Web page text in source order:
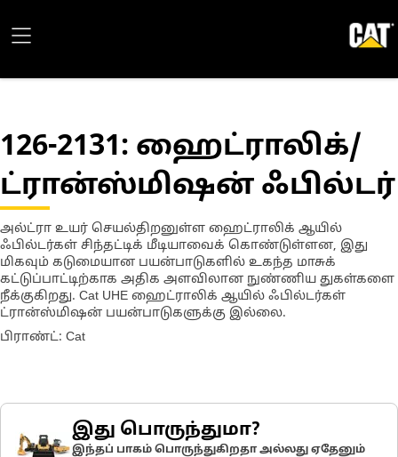
126-2131: ஹைட்ராலிக்/
ட்ரான்ஸ்மிஷன் ஃபில்டர்
அல்ட்ரா உயர் செயல்திறனுள்ள ஹைட்ராலிக் ஆயில்
ஃபில்டர்கள் சிந்தட்டிக் மீடியாவைக் கொண்டுள்ளன, இது
மிகவும் கடுமையான பயன்பாடுகளில் உகந்த மாசுக்
கட்டுப்பாட்டிற்காக அதிக அளவிலான நுண்ணிய துகள்களை
நீக்குகிறது. Cat UHE ஹைட்ராலிக் ஆயில் ஃபில்டர்கள்
ட்ரான்ஸ்மிஷன் பயன்பாடுகளுக்கு இல்லை.
பிராண்ட்: Cat
இது பொருந்துமா?
இந்தப் பாகம் பொருந்துகிறதா அல்லது ஏதேனும்